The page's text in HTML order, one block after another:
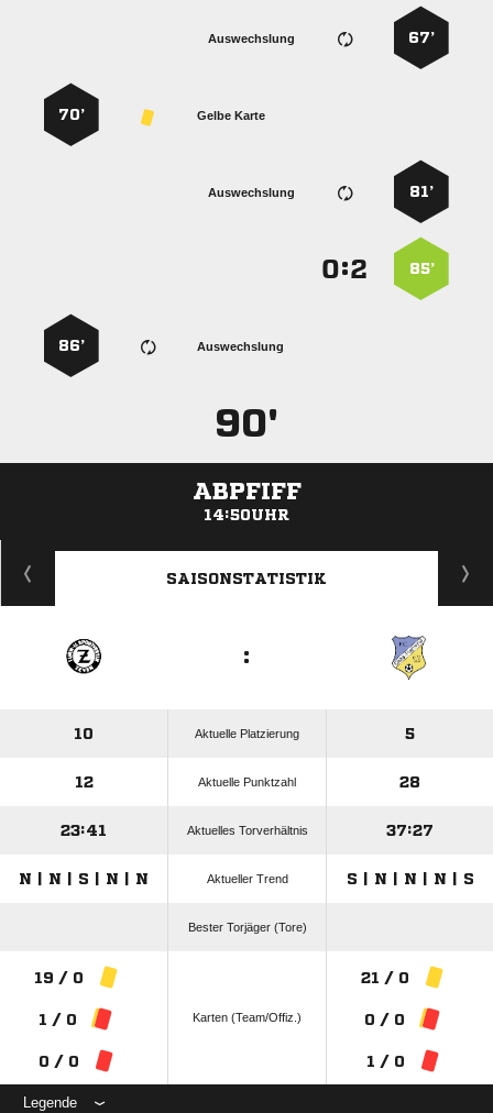
67’
Auswechslung
Gelbe Karte
70’
81’
Auswechslung
85’
:
Auswechslung
86’
90'
ABPFIFF
14:50UHR
ANZEIGE
SAISONSTATISTIK
:
10 Aktuelle Platzierung 5
12 Aktuelle Punktzahl 28
23:41 Aktuelles Torverhältnis 37:27
N | N | S | N | N Aktueller Trend S | N | N | N | S
Bester Torjäger (Tore)
19 / 0
1 / 0
0 / 0
Karten (Team/Offiz.)
21 / 0
0 / 0
1 / 0
Legende